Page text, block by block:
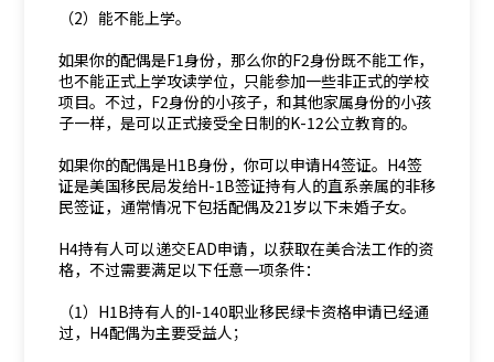
（2）能不能上学。
如果你的配偶是F1身份，那么你的F2身份既不能工作，
也不能正式上学攻读学位，只能参加一些非正式的学校
项目。不过，F2身份的小孩子，和其他家属身份的小孩
子一样，是可以正式接受全日制的K-12公立教育的。
如果你的配偶是H1B身份，你可以申请H4签证。H4签
证是美国移民局发给H-1B签证持有人的直系亲属的非移
民签证，通常情况下包括配偶及21岁以下未婚子女。
H4持有人可以递交EAD申请，以获取在美合法工作的资
格，不过需要满足以下任意一项条件：
（1）H1B持有人的I-140职业移民绿卡资格申请已经通
过，H4配偶为主要受益人；